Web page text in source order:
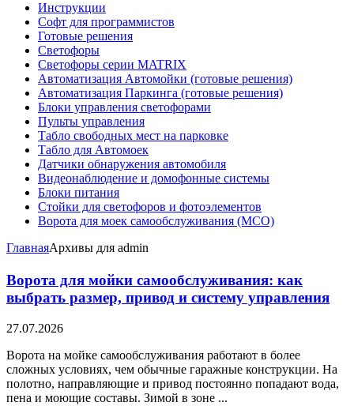
Инструкции
Софт для программистов
Готовые решения
Светофоры
Светофоры серии MATRIX
Автоматизация Автомойки (готовые решения)
Автоматизация Паркинга (готовые решения)
Блоки управления светофорами
Пульты управления
Табло свободных мест на парковке
Табло для Автомоек
Датчики обнаружения автомобиля
Видеонаблюдение и домофонные системы
Блоки питания
Стойки для светофоров и фотоэлементов
Ворота для моек самообслуживания (МСО)
ГлавнаяАрхивы для admin
Ворота для мойки самообслуживания: как
выбрать размер, привод и систему управления
27.07.2026
Ворота на мойке самообслуживания работают в более
сложных условиях, чем обычные гаражные конструкции. На
полотно, направляющие и привод постоянно попадают вода,
пена и моющие составы. Зимой в зоне ...